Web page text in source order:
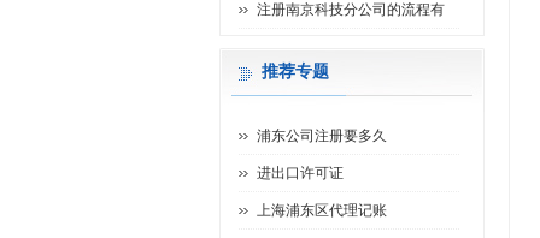
注册南京科技分公司的流程有
推荐专题
浦东公司注册要多久
进出口许可证
上海浦东区代理记账